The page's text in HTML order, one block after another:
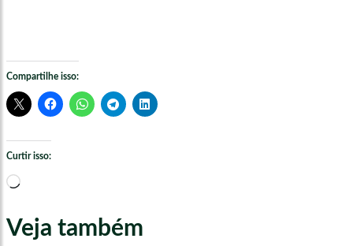
Compartilhe isso:
Curtir isso:
Carregando...
Veja também